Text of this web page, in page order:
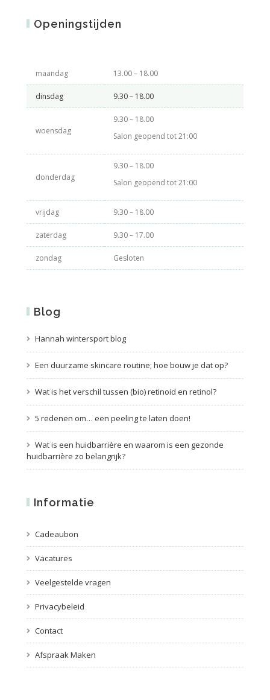
Openingstijden
maandag 13.00 – 18.00
dinsdag 9.30 – 18.00
woensdag
9.30 – 18.00
Salon geopend tot 21:00
donderdag
9.30 – 18.00
Salon geopend tot 21:00
vrijdag 9.30 – 18.00
zaterdag 9.30 – 17.00
zondag Gesloten
Blog
Hannah wintersport blog
Een duurzame skincare routine; hoe bouw je dat op?
Wat is het verschil tussen (bio) retinoid en retinol?
5 redenen om… een peeling te laten doen!
Wat is een huidbarrière en waarom is een gezonde
huidbarrière zo belangrijk?
Informatie
Cadeaubon
Vacatures
Veelgestelde vragen
Privacybeleid
Contact
Afspraak Maken